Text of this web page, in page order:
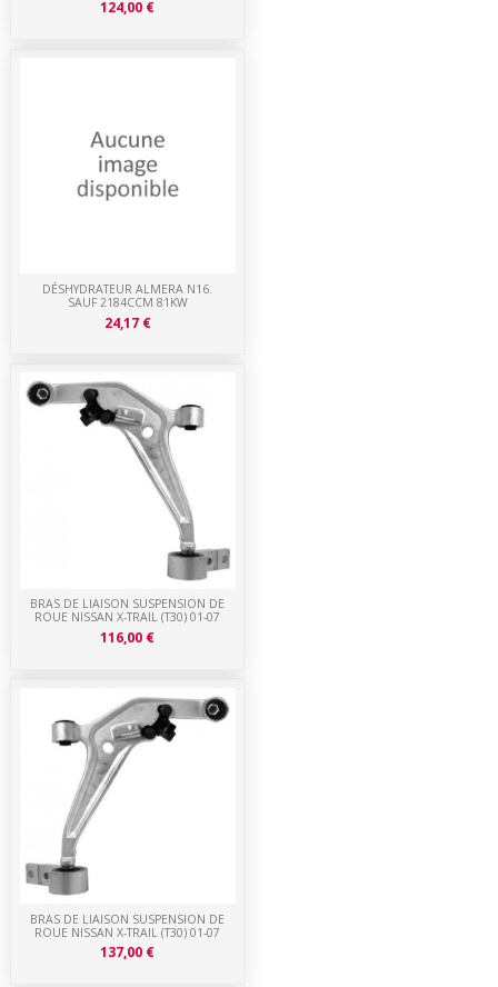
BRAS DE LIAISON SUSPENSION DE
ROUE NISSAN X-TRAIL (T30) 01-07
137,00 €
BRAS DE LIAISON SUSPENSION DE
ROUE NISSAN X-TRAIL (T30) 01-07
116,00 €
DÉSHYDRATEUR ALMERA N16.
SAUF 2184CCM 81KW
24,17 €
124,00 €